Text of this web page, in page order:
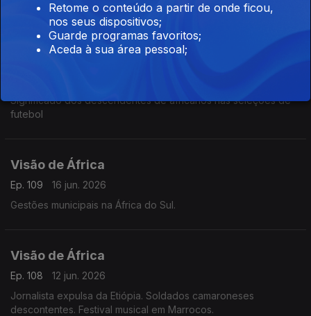
Presidente do Zimbabwe autorizado para terceiro mandato.
Significado dos descendentes de africanos nas seleções de
futebol
Visão de África
Ep. 109
16 jun. 2026
Gestões municipais na África do Sul.
Visão de África
Ep. 108
12 jun. 2026
Jornalista expulsa da Etiópia. Soldados camaroneses
descontentes. Festival musical em Marrocos.
Retome o conteúdo a partir de onde ficou,
nos seus dispositivos;
Guarde programas favoritos;
Aceda à sua área pessoal;